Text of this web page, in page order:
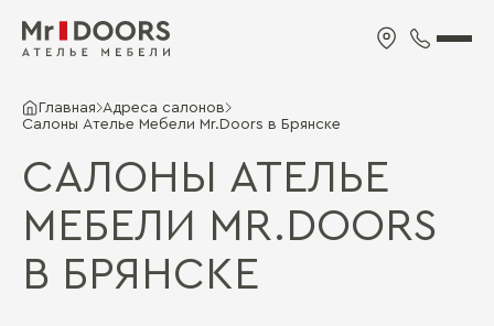
Главная Адреса салонов
Салоны Ателье Мебели Mr.Doors в Брянске
САЛОНЫ АТЕЛЬЕ
МЕБЕЛИ MR.DOORS
В БРЯНСКЕ